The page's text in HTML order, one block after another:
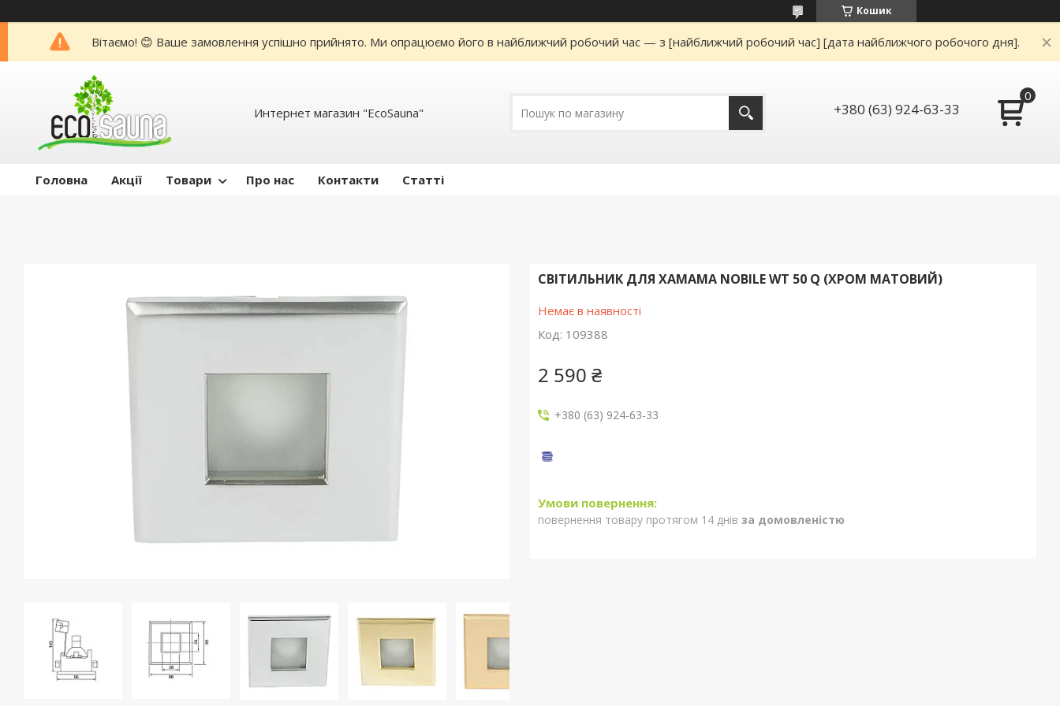
Кошик
Вітаємо! 😊 Ваше замовлення успішно прийнято. Ми опрацюємо його в найближчий робочий час — з [найближчий робочий час] [дата найближчого робочого дня].
Интернет магазин "EcoSauna" +380 (63) 924-63-33
Головна Акції Товари Про нас Контакти Статті
СВІТИЛЬНИК ДЛЯ ХАМАМА NOBILE WT 50 Q (ХРОМ МАТОВИЙ)
Немає в наявності
Код: 109388
2 590 ₴
+380 (63) 924-63-33
повернення товару протягом 14 днів за домовленістю